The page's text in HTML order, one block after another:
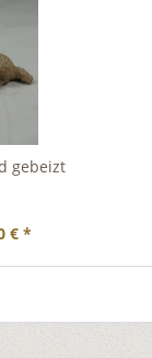
gebeizt
€ *